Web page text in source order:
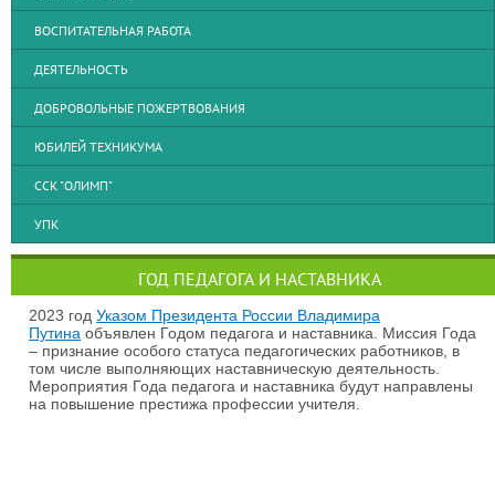
ВОСПИТАТЕЛЬНАЯ РАБОТА
ДЕЯТЕЛЬНОСТЬ
ДОБРОВОЛЬНЫЕ ПОЖЕРТВОВАНИЯ
ЮБИЛЕЙ ТЕХНИКУМА
ССК "ОЛИМП"
УПК
ГОД ПЕДАГОГА И НАСТАВНИКА
2023 годУказом Президента России Владимира
Путина объявлен Годом педагога и наставника. Миссия Года
– признание особого статуса педагогических работников, в
том числе выполняющих наставническую деятельность.
Мероприятия Года педагога и наставника будут направлены
на повышение престижа профессии учителя.